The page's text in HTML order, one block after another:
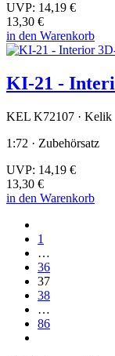
UVP: 14,19 €
13,30 €
in den Warenkorb
KI-21 -
KEL K72107 · Kelik
1:72 · Zubehörsatz
UVP: 14,19 €
13,30 €
in den Warenkorb
1
…
36
37
38
…
86